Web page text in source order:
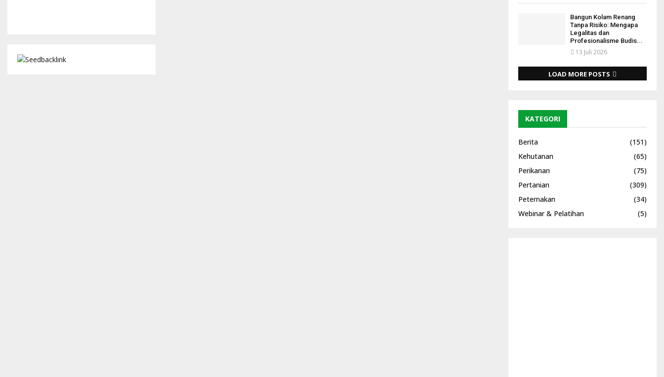
Bangun Kolam Renang
Tanpa Risiko: Mengapa
Legalitas dan
Profesionalisme Budis...
13 Juli 2026
LOAD MORE POSTS
KATEGORI
Berita
(151)
Kehutanan
(65)
Perikanan
(75)
Pertanian
(309)
Peternakan
(34)
Webinar & Pelatihan
(5)